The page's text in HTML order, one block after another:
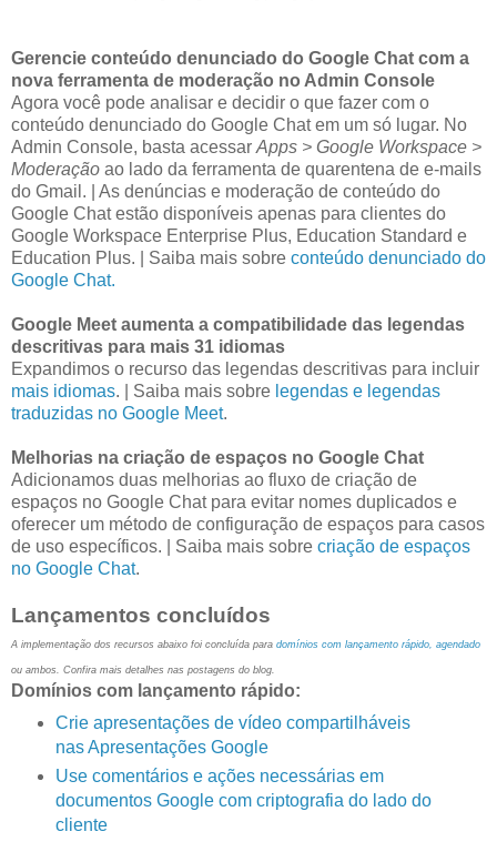
Gerencie conteúdo denunciado do Google Chat com a
nova ferramenta de moderação no Admin Console
Agora você pode analisar e decidir o que fazer com o
conteúdo denunciado do Google Chat em um só lugar. No
Admin Console, basta acessar Apps > Google Workspace >
Moderação ao lado da ferramenta de quarentena de e-mails
do Gmail. | As denúncias e moderação de conteúdo do
Google Chat estão disponíveis apenas para clientes do
Google Workspace Enterprise Plus, Education Standard e
Education Plus. | Saiba mais sobre conteúdo denunciado do
Google Chat.
Google Meet aumenta a compatibilidade das legendas
descritivas para mais 31 idiomas
Expandimos o recurso das legendas descritivas para incluir
mais idiomas. | Saiba mais sobre legendas e legendas
traduzidas no Google Meet.
Melhorias na criação de espaços no Google Chat
Adicionamos duas melhorias ao fluxo de criação de
espaços no Google Chat para evitar nomes duplicados e
oferecer um método de configuração de espaços para casos
de uso específicos. | Saiba mais sobre criação de espaços
no Google Chat.
Lançamentos concluídos
A implementação dos recursos abaixo foi concluída para domínios com lançamento rápido, agendado
ou ambos. Confira mais detalhes nas postagens do blog.
Domínios com lançamento rápido:
Crie apresentações de vídeo compartilháveis
nas Apresentações Google
Use comentários e ações necessárias em
documentos Google com criptografia do lado do
cliente